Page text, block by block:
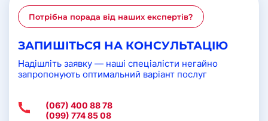
Потрібна порада від наших експертів?
ЗАПИШІТЬСЯ НА КОНСУЛЬТАЦІЮ
Надішліть заявку — наші спеціалісти негайно
запропонують оптимальний варіант послуг
(067) 400 88 78
(099) 774 85 08